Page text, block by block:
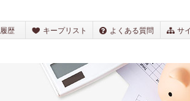
歴 キープリスト よくある質問 サ